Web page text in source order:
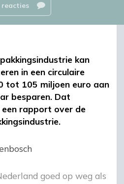
reacties
kan
in een circulaire
tot 105 miljoen euro aan
besparen. Dat
rapport over de
goed op weg als